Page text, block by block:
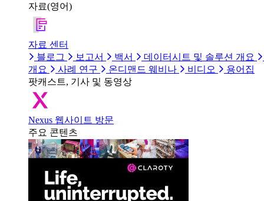
자료(영어)
자료 센터
블로그
보고서 백서
데이터시트 및 솔루션 개요
개요
사례 연구 온디맨드 웨비나 비디오
용어집
팟캐스트, 기사 및 동영상
Nexus 웹사이트 방문
주요 콘텐츠